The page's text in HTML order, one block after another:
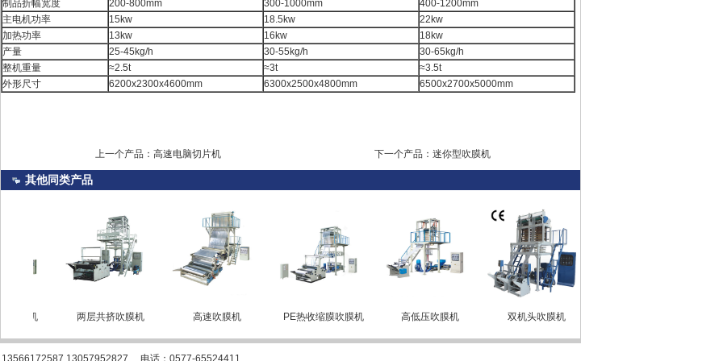
制品折幅宽度
200-800mm 300-1000mm
400-1200mm
主电机功率
15kw 18.5kw
22kw
加热功率
13kw 16kw
18kw
产量
25-45kg/h 30-55kg/h
30-65kg/h
整机重量
≈2.5t ≈3t
≈3.5t
外形尺寸
6200x2300x4600mm 6300x2500x4800mm 6500x2700x5000mm
上一个产品： 高速电脑切片机 下一个产品： 迷你型吹膜机
其他同类产品
两层共挤吹膜机 高速吹膜机 PE热收缩膜吹膜机 高低压吹膜机 双机头吹膜机
13057952827 电话：0577-65524411